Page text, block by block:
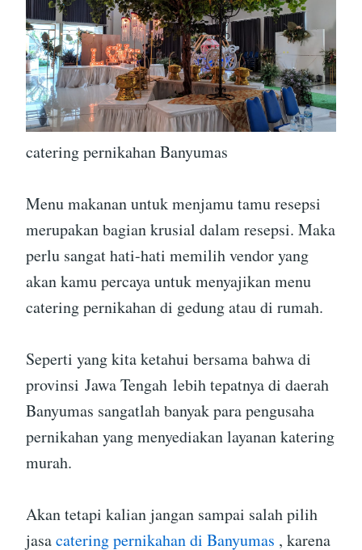
catering pernikahan Banyumas
Menu makanan untuk menjamu tamu resepsi
merupakan bagian krusial dalam resepsi. Maka
perlu sangat hati-hati memilih vendor yang
akan kamu percaya untuk menyajikan menu
catering pernikahan di gedung atau di rumah.
Seperti yang kita ketahui bersama bahwa di
provinsi Jawa Tengah lebih tepatnya di daerah
Banyumas sangatlah banyak para pengusaha
pernikahan yang menyediakan layanan katering
murah.
Akan tetapi kalian jangan sampai salah pilih
jasacatering pernikahan di Banyumas , karena